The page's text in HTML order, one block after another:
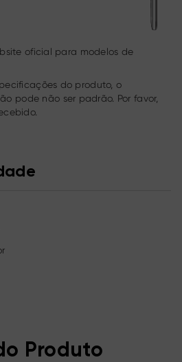
oficial para modelos de
do produto, o
pode não ser padrão. Por favor,
Produto